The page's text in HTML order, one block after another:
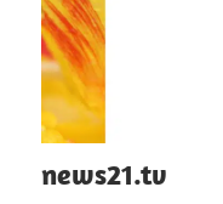
news21.tv